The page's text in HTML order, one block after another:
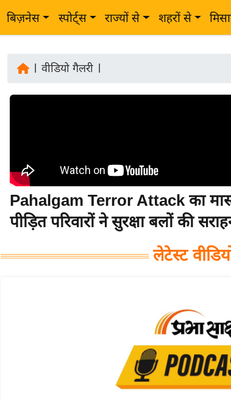
बिज़नेस स्पोर्ट्स राज्यों से शहरों से
वीडियो गैलरी
Pahalgam Terror Attack का
पीड़ित परिवारों ने सुरक्षा बलों की
लेटेस्ट